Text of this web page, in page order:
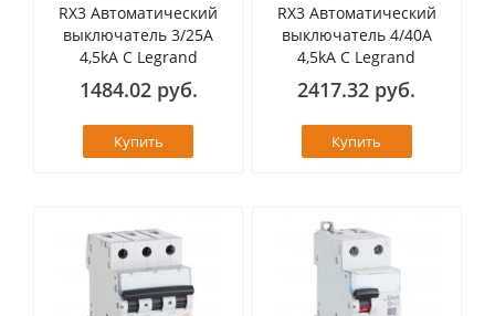
RX3 Автоматический
выключатель 3/25А
4,5kA C Legrand
1484.02 руб.
Купить
RX3 Автоматический
выключатель 4/40А
4,5kA C Legrand
2417.32 руб.
Купить